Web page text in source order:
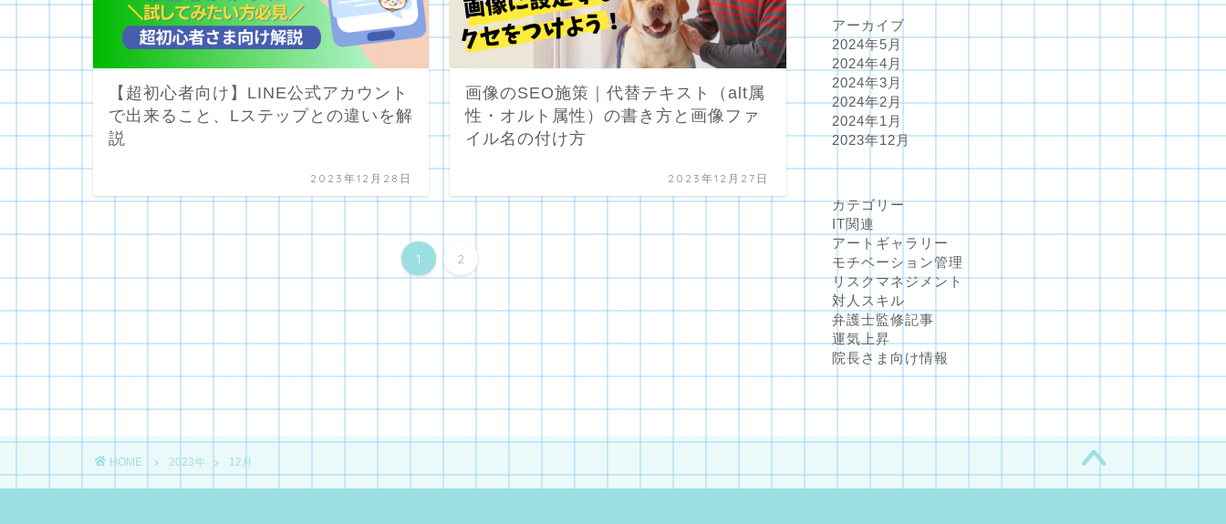
【超初心者向け】LINE公式アカウント
で出来ること、Lステップとの違いを解
説
2023年12月28日
画像のSEO施策｜代替テキスト（alt属
性・オルト属性）の書き方と画像ファ
イル名の付け方
2023年12月27日
1 2
アーカイブ
2024年5月
2024年4月
2024年3月
2024年2月
2024年1月
2023年12月
カテゴリー
IT関連
アートギャラリー
モチベーション管理
リスクマネジメント
対人スキル
弁護士監修記事
運気上昇
院長さま向け情報
HOME 2023年 12月